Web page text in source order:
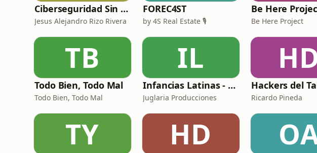
Ciberseguridad Sin Censura
Jesus Alejandro Rizo Rivera
FOREC4ST
by 4S Real Estate 🎙️
Be Here
Be Here Project
TB
Todo Bien, Todo Mal
Todo Bien, Todo Mal
IL
Infancias Latinas - Arriba Chamacos
Juglaria Producciones Ricardo Pineda
TY HD